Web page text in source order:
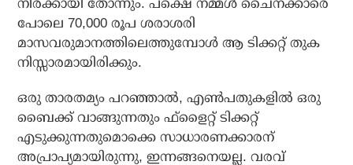
നിരക്കായി തോന്നും. പക്ഷെ നമ്മള്‍ ചൈനക്കാരെ
പോലെ 70,000 രൂപ ശരാശരി
മാസവരുമാനത്തിലെത്തുമ്പോള്‍ ആ ടിക്കറ്റ് തുക
നിസ്സാരമായിരിക്കും.
ഒരു താരതമ്യം പറഞ്ഞാല്‍, എണ്‍പതുകളില്‍ ഒരു
ബൈക്ക് വാങ്ങുന്നതും ഫ്‌ളൈറ്റ് ടിക്കറ്റ്
എടുക്കുന്നതുമൊക്കെ സാധാരണക്കാരന്
അപ്രാപ്യമായിരുന്നു, ഇന്നങ്ങനെയല്ല. വരവ്